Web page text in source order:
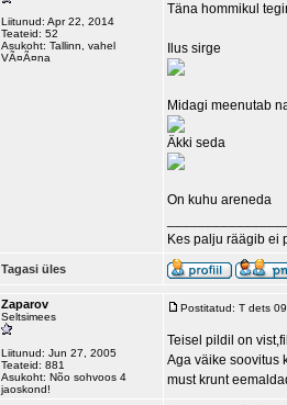
Liitunud: Apr 22, 2014
Teateid: 52
Asukoht: Tallinn, vahel
VÃ¤Ã¤na
Täna hommikul
Ilus sirge
Midagi meenutab
Äkki seda
On kuhu areneda
Kes palju räägib ei
Tagasi üles
Zaparov
Seltsimees
Liitunud: Jun 27, 2005
Teateid: 881
Asukoht: Nõo sohvoos 4
jaoskond!
Postitatud: T dets
Teisel pildil on
Aga väike soovitus
must krunt